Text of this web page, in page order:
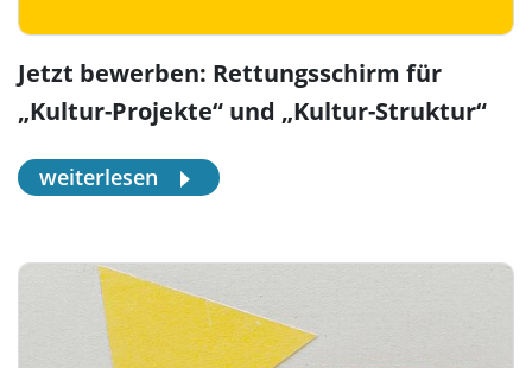
Jetzt bewerben: Rettungsschirm für
„Kultur-Projekte“ und „Kultur-Struktur“
weiterlesen